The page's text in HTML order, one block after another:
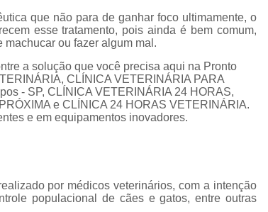
Exame de Eletrocardiograma
Exame de
Exame de Raio X do Tórax para
Exame de Raio X para
Exame de Ultrassom Abdominal Cão
Exame de Ultrassom
Exame de Ultrassom
Exame de Ultrassom de Gato
que não para de ganhar foco ultimamente, o
esse tratamento, pois ainda é bem comum,
ou fazer algum mal.
a solução que você precisa aqui na Pronto
CLÍNICA VETERINÁRIA PARA
- SP, CLÍNICA VETERINÁRIA 24 HORAS,
e CLÍNICA 24 HORAS VETERINÁRIA.
e em equipamentos inovadores.
por médicos veterinários, com a intenção
populacional de cães e gatos, entre outras